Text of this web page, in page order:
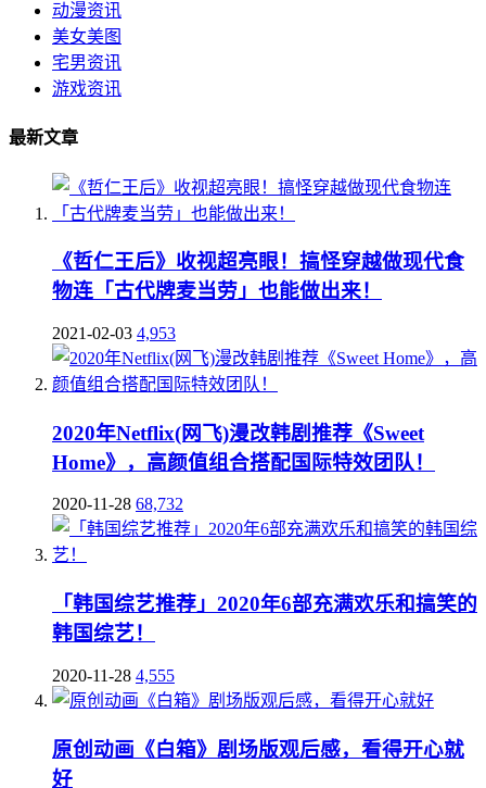
动漫资讯
美女美图
宅男资讯
游戏资讯
最新文章
《哲仁王后》收视超亮眼！搞怪穿越做现代食
物连「古代牌麦当劳」也能做出来！
2021-02-03 4,953
2020年Netflix(网飞)漫改韩剧推荐《Sweet
Home》，高颜值组合搭配国际特效团队！
2020-11-28 68,732
「韩国综艺推荐」2020年6部充满欢乐和搞笑的
韩国综艺！
2020-11-28 4,555
原创动画《白箱》剧场版观后感，看得开心就
好